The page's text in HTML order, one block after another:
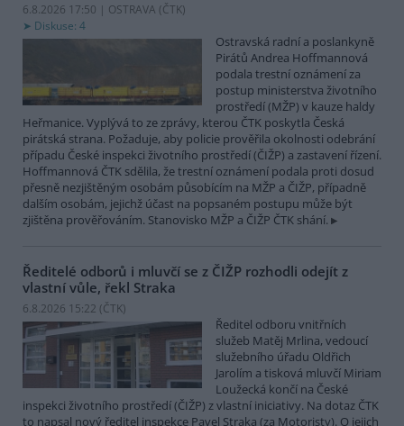
6.8.2026 17:50 | OSTRAVA (ČTK)
Diskuse: 4
Ostravská radní a poslankyně
Pirátů Andrea Hoffmannová
podala trestní oznámení za
postup ministerstva životního
prostředí (MŽP) v kauze haldy
Heřmanice. Vyplývá to ze zprávy, kterou ČTK poskytla Česká
pirátská strana. Požaduje, aby policie prověřila okolnosti odebrání
případu České inspekci životního prostředí (ČIŽP) a zastavení řízení.
Hoffmannová ČTK sdělila, že trestní oznámení podala proti dosud
přesně nezjištěným osobám působícím na MŽP a ČIŽP, případně
dalším osobám, jejichž účast na popsaném postupu může být
zjištěna prověřováním. Stanovisko MŽP a ČIŽP ČTK shání.
Ředitelé odborů i mluvčí se z ČIŽP rozhodli odejít z
vlastní vůle, řekl Straka
6.8.2026 15:22 (ČTK)
Ředitel odboru vnitřních
služeb Matěj Mrlina, vedoucí
služebního úřadu Oldřich
Jarolím a tisková mluvčí Miriam
Loužecká končí na České
inspekci životního prostředí (ČIŽP) z vlastní iniciativy. Na dotaz ČTK
to napsal nový ředitel inspekce Pavel Straka (za Motoristy). O jejich